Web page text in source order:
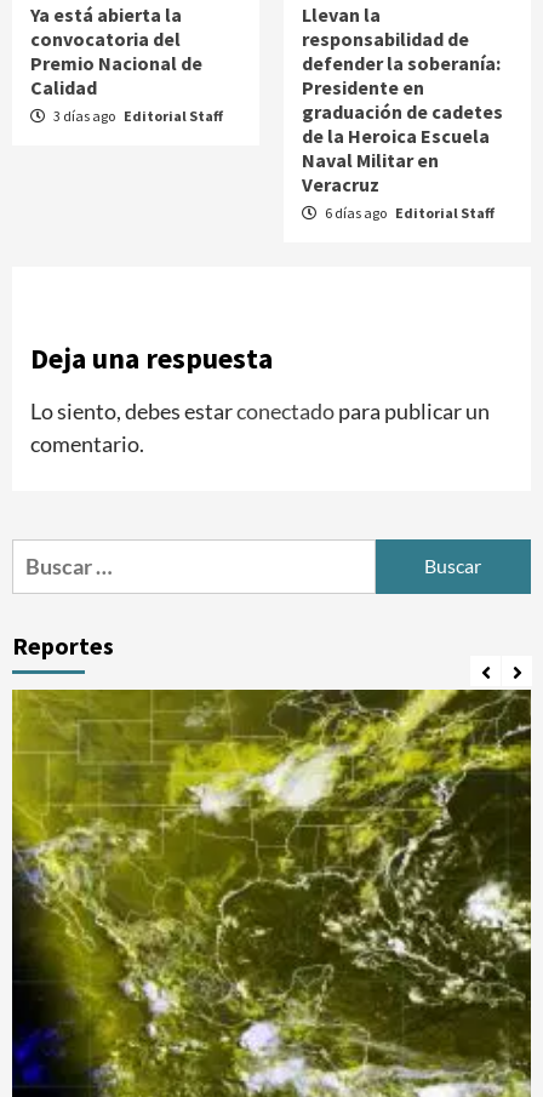
Ya está abierta la
convocatoria del
Premio Nacional de
Calidad
3 días ago Editorial Staff
Llevan la
responsabilidad de
defender la soberanía:
Presidente en
graduación de cadetes
de la Heroica Escuela
Naval Militar en
Veracruz
6 días ago Editorial Staff
Deja una respuesta
Lo siento, debes estarconectadopara publicar un
comentario.
Buscar:
Reportes